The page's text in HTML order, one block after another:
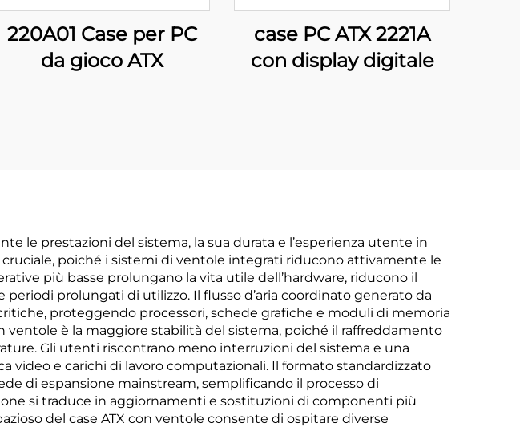
220A01 Case per PC
da gioco ATX
case PC ATX 2221A
con display digitale
le prestazioni del sistema, la sua durata e l’esperienza utente in
poiché i sistemi di ventole integrati riducono attivamente le
più basse prolungano la vita utile dell’hardware, riducono il
prolungati di utilizzo. Il flusso d’aria coordinato generato da
proteggendo processori, schede grafiche e moduli di memoria
è la maggiore stabilità del sistema, poiché il raffreddamento
Gli utenti riscontrano meno interruzioni del sistema e una
e carichi di lavoro computazionali. Il formato standardizzato
di espansione mainstream, semplificando il processo di
si traduce in aggiornamenti e sostituzioni di componenti più
del case ATX con ventole consente di ospitare diverse